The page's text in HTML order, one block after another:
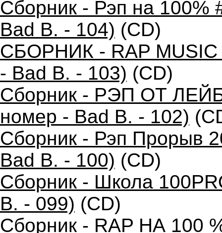
Сборник - Рэп на 100%
Bad B. - 104) (CD)
СБОРНИК - RAP MUSIC
- Bad B. - 103) (CD)
Сборник - РЭП ОТ
номер - Bad B. - 102)
Сборник - Рэп Прорыв
Bad B. - 100) (CD)
Сборник - Школа
B. - 099) (CD)
Сборник - RAP НА 100